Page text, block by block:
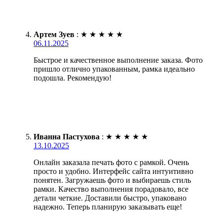
Артем Зуев : ★ ★ ★ ★ ★
06.11.2025
Быстрое и качественное выполнение заказа. Фото
пришло отлично упакованным, рамка идеально
подошла. Рекомендую!
Иванна Пастухова : ★ ★ ★ ★ ★
13.10.2025
Онлайн заказала печать фото с рамкой. Очень
просто и удобно. Интерфейс сайта интуитивно
понятен. Загружаешь фото и выбираешь стиль
рамки. Качество выполнения порадовало, все
детали четкие. Доставили быстро, упаковано
надежно. Теперь планирую заказывать еще!